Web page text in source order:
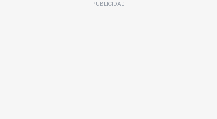
PUBLICIDAD